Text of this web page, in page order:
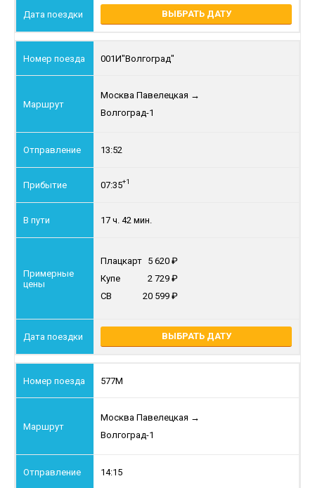
ВЫБРАТЬ ДАТУ
001И"Волгоград"
Москва Павелецкая →
Волгоград-1
13:52
07:35+1
17 ч. 42 мин.
Плацкарт 5 620
Купе
2 729
СВ
20 599
ВЫБРАТЬ ДАТУ
577М
Москва Павелецкая →
Волгоград-1
14:15